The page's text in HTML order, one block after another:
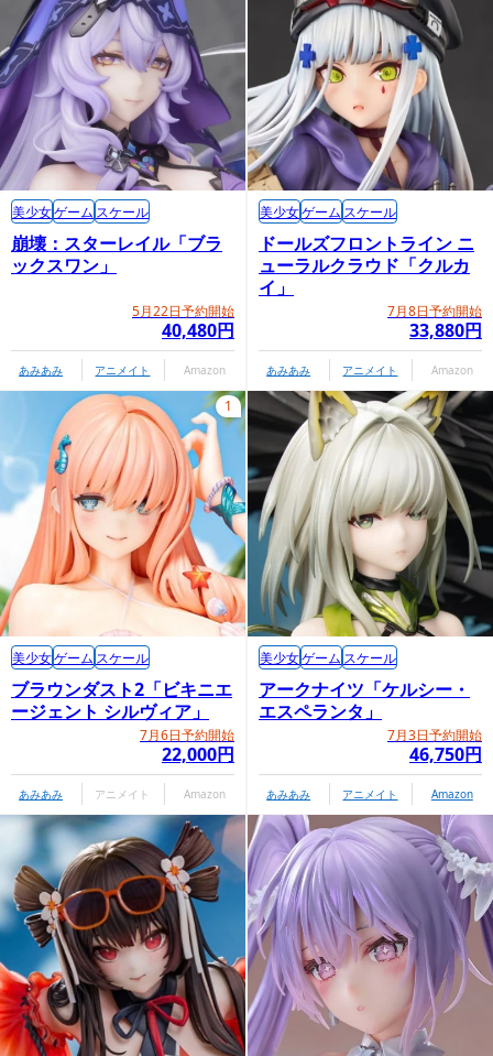
崩壊：スターレイル「ブラ
ックスワン」
5月22日予約開始
40,480円
美少女ゲーム スケール
あみあみ アニメイト Amazon
ドールズフロントライン ニ
ューラルクラウド「クルカ
イ」
7月8日予約開始
33,880円
美少女ゲーム スケール
あみあみ アニメイト Amazon
ブラウンダスト2「ビキニエ
ージェント シルヴィア」
7月6日予約開始
22,000円
1
美少女ゲーム スケール
あみあみ アニメイト Amazon
アークナイツ「ケルシー・
エスペランタ」
7月3日予約開始
46,750円
美少女ゲーム スケール
あみあみ アニメイト Amazon